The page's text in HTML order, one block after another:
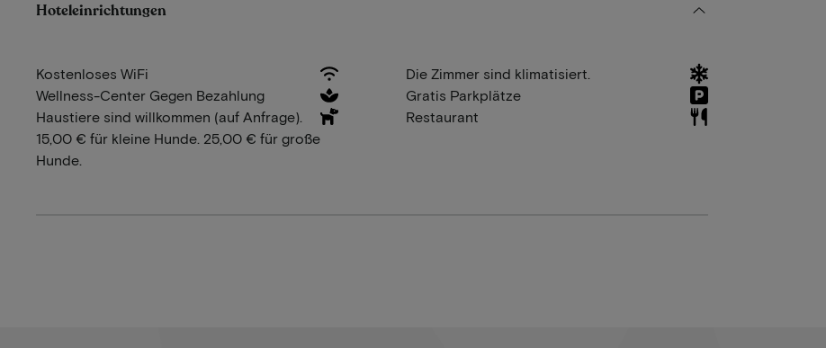
Hoteleinrichtungen
Kostenloses WiFi
Wellness-Center Gegen Bezahlung
Haustiere sind willkommen (auf Anfrage).
15,00 € für kleine Hunde. 25,00 € für große
Hunde.
Die Zimmer sind klimatisiert.
Gratis Parkplätze
Restaurant